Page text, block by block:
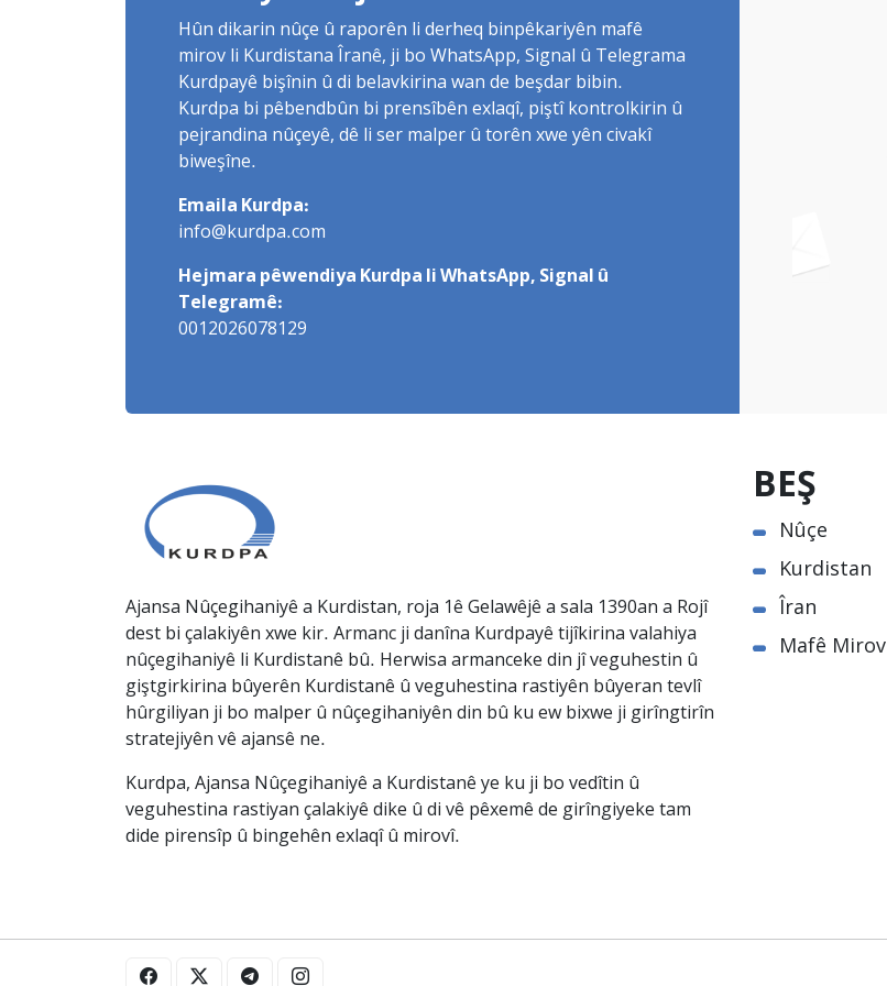
Hûn dikarin nûçe û raporên li derheq binpêkariyên mafê
mirov li Kurdistana Îranê, ji bo WhatsApp, Signal û Telegrama
Kurdpayê bişînin û di belavkirina wan de beşdar bibin.
Kurdpa bi pêbendbûn bi prensîbên exlaqî, piştî kontrolkirin û
pejrandina nûçeyê, dê li ser malper û torên xwe yên civakî
biweşîne.
Emaila Kurdpa:
info@kurdpa.com
Hejmara pêwendiya Kurdpa li WhatsApp, Signal û
Telegramê:
0012026078129
Ajansa Nûçegihaniyê a Kurdistan, roja 1ê Gelawêjê a sala 1390an a Rojî
dest bi çalakiyên xwe kir. Armanc ji danîna Kurdpayê tijîkirina valahiya
nûçegihaniyê li Kurdistanê bû. Herwisa armanceke din jî veguhestin û
giştgirkirina bûyerên Kurdistanê û veguhestina rastiyên bûyeran tevlî
hûrgiliyan ji bo malper û nûçegihaniyên din bû ku ew bixwe ji girîngtirîn
stratejiyên vê ajansê ne.
Kurdpa, Ajansa Nûçegihaniyê a Kurdistanê ye ku ji bo vedîtin û
veguhestina rastiyan çalakiyê dike û di vê pêxemê de girîngiyeke tam
dide pirensîp û bingehên exlaqî û mirovî.
BEŞ
Nûçe
Kurdistan
Îran
Mafê Mirov